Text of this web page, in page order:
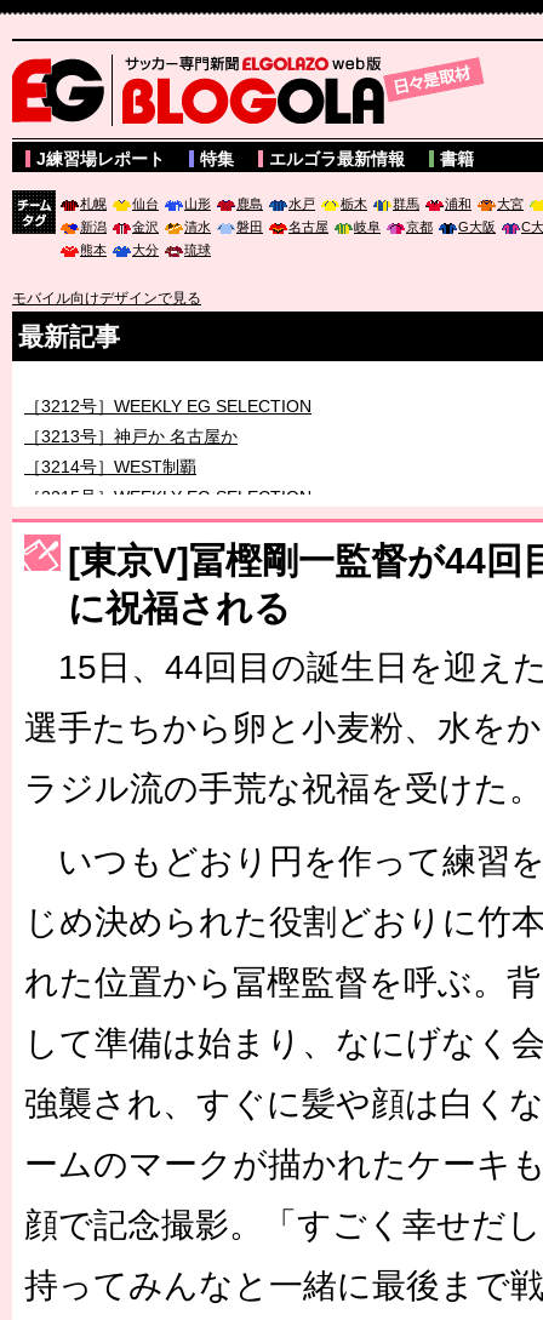
サッカー専門新聞ELGOLAZO web版 BLOGOLA
J練習場レポート 特集 エルゴラ最新情報 書籍
札幌 仙台 山形 鹿島 水戸 栃木 群馬 浦和
大宮
新潟
金沢 清水 磐田 名古屋 岐阜 京都 G大阪
C
熊本
大分 琉球
モバイル向けデザインで見る
最新記事
［3212号］WEEKLY EG SELECTION
［3213号］神戸か 名古屋か
［3214号］WEST制覇
［3215号］WEEKLY EG SELECTION
［3216号］行く末占うラストワン
［3217号］最高の景色へ出国
［3218号］WEEKLY EG SELECTION
［3219号］特別な覇者へ 大逆転か連破か
［3220号］伝説の王者、黄金のシャーレ
[東京V]冨樫剛一監督が44回
に祝福される
15日、44回目の誕生日を迎え
選手たちから卵と小麦粉、水を
ラジル流の手荒な祝福を受けた。
いつもどおり円を作って練習
じめ決められた役割どおりに竹
れた位置から冨樫監督を呼ぶ。
して準備は始まり、なにげなく
強襲され、すぐに髪や顔は白く
ームのマークが描かれたケーキ
顔で記念撮影。「すごく幸せだ
持ってみんなと一緒に最後まで